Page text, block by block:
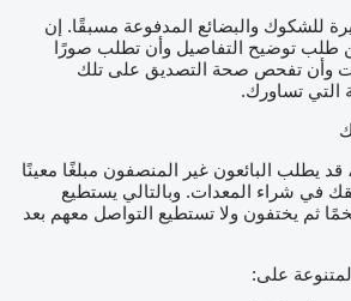
للشكوك والبضائع المدفوعة مسبقًا. إن
توضيح التفاصيل وأن تطلب صورًا
وأن تفحص صحة التصديق على تلك
التي تساورك.
قد يطلب البائعون غير المنصفون مبلغًا معينًا
في شراء المعدات. وبالتالي يستطيع
ثم يختفون ولا تستطيع التواصل معهم بعد
على: